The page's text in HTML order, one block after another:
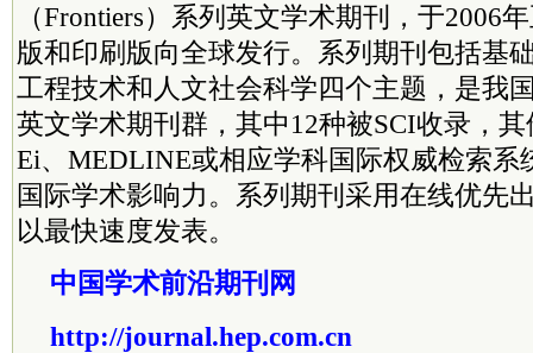
（Frontiers）系列英文学术期刊，于2006
版和印刷版向全球发行。系列期刊包括基
工程技术和人文社会科学四个主题，是我
英文学术期刊群，其中12种被SCI收录，
Ei、MEDLINE或相应学科国际权威检索系
国际学术影响力。系列期刊采用在线优先
以最快速度发表。
中国学术前沿期刊网
http://journal.hep.com.cn